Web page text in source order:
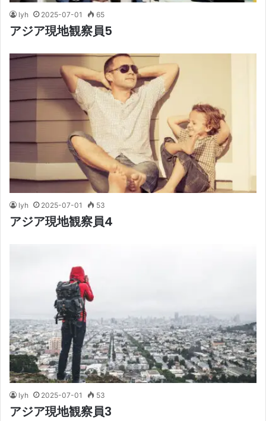
lyh 2025-07-01 65
アジア現地観察員5
lyh 2025-07-01 53
アジア現地観察員4
lyh 2025-07-01 53
アジア現地観察員3